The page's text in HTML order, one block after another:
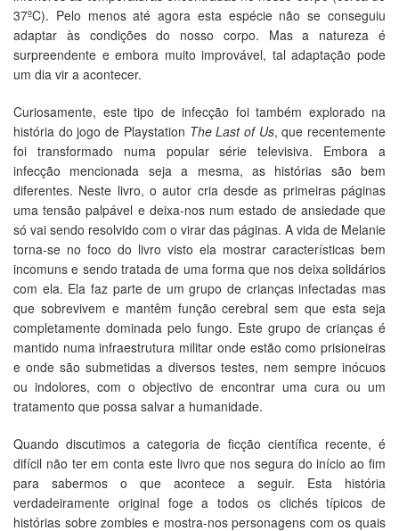
37ºC). Pelo menos até agora esta espécie não se conseguiu
adaptar às condições do nosso corpo. Mas a natureza é
surpreendente e embora muito improvável, tal adaptação pode
um dia vir a acontecer.
Curiosamente, este tipo de infecção foi também explorado na
história do jogo de Playstation The Last of Us, que recentemente
foi transformado numa popular série televisiva. Embora a
infecção mencionada seja a mesma, as histórias são bem
diferentes. Neste livro, o autor cria desde as primeiras páginas
uma tensão palpável e deixa-nos num estado de ansiedade que
só vai sendo resolvido com o virar das páginas. A vida de Melanie
torna-se no foco do livro visto ela mostrar características bem
incomuns e sendo tratada de uma forma que nos deixa solidários
com ela. Ela faz parte de um grupo de crianças infectadas mas
que sobrevivem e mantêm função cerebral sem que esta seja
completamente dominada pelo fungo. Este grupo de crianças é
mantido numa infraestrutura militar onde estão como prisioneiras
e onde são submetidas a diversos testes, nem sempre inócuos
ou indolores, com o objectivo de encontrar uma cura ou um
tratamento que possa salvar a humanidade.
Quando discutimos a categoria de ficção científica recente, é
difícil não ter em conta este livro que nos segura do início ao fim
para sabermos o que acontece a seguir. Esta história
verdadeiramente original foge a todos os clichés típicos de
histórias sobre zombies e mostra-nos personagens com os quais